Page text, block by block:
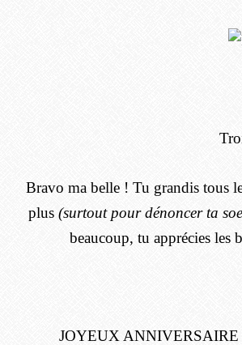
Bravo ma belle ! Tu grandis tous
plus (surtout pour dénoncer ta
beaucoup, tu apprécies les
JOYEUX